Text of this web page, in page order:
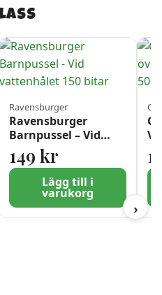
Ravensburger
Ravensburger
Barnpussel – Vid
vattenhålet 150
bitar
149 kr
Lägg till i
varukorg
›